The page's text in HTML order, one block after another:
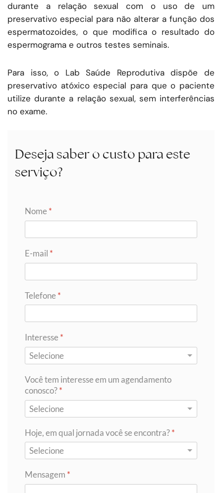
durante a relação sexual com o uso de um
preservativo especial para não alterar a função dos
espermatozoides, o que modifica o resultado do
espermograma e outros testes seminais.
Para isso, o Lab Saúde Reprodutiva dispõe de
preservativo atóxico especial para que o paciente
utilize durante a relação sexual, sem interferências
no exame.
Deseja saber o custo para este
serviço?
Nome *
E-mail *
Telefone *
Interesse *
Você tem interesse em um agendamento
conosco?*
Hoje, em qual jornada você se encontra?*
Mensagem *